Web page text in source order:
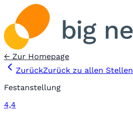
← Zur Homepage
ZurückZurück zu allen Stellen
Festanstellung
4,4